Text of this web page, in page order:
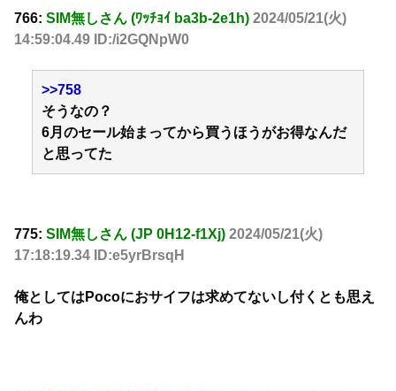
766: SIM無しさん (ﾜｯﾁｮｲ ba3b-2e1h) 2024/05/21(火)
14:59:04.49 ID:/i2GQNpW0
>>758
そうなの？
6月のセール始まってから買うほうがお得なんだ
と思ってた
775: SIM無しさん (JP 0H12-f1Xj) 2024/05/21(火)
17:18:19.34 ID:e5yrBrsqH
俺としてはPocoにおサイフは求めてないし付くとも思え
んわ